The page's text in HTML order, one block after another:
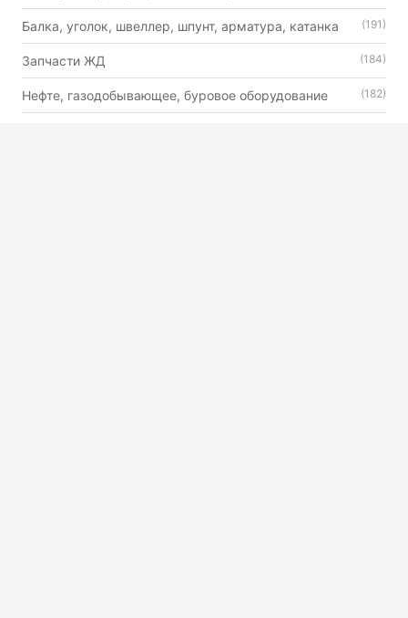
Балка, уголок, швеллер, шпунт, арматура, катанка (191)
Запчасти ЖД (184)
Нефте, газодобывающее, буровое оборудование (182)